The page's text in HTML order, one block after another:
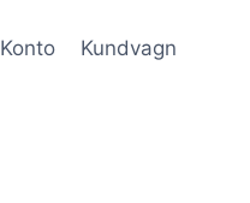
Konto Kundvagn